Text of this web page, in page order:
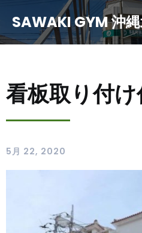
SAWAKI GYM 沖
看板取り付け
5月 22, 2020